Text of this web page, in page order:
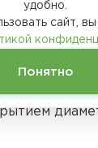
удобно.
сайт,
Понятно